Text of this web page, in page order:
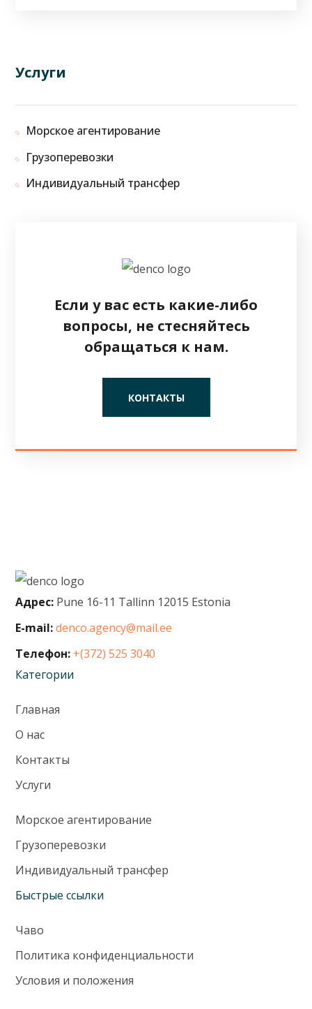
Услуги
Морское агентирование
Грузоперевозки
Индивидуальный трансфер
Если у вас есть какие-либо
вопросы, не стесняйтесь
обращаться к нам.
КОНТАКТЫ
Адрес: Pune 16-11 Tallinn 12015 Estonia
E-mail: denco.agency@mail.ee
Телефон: +(372) 525 3040
Категории
Главная
О нас
Контакты
Услуги
Морское агентирование
Грузоперевозки
Индивидуальный трансфер
Быстрые ссылки
Чаво
Политика конфиденциальности
Условия и положения